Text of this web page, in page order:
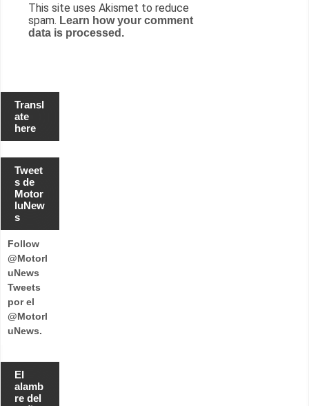
This site uses Akismet to reduce
spam. Learn how your comment
data is processed.
Transl
ate
here
Tweet
s de
Motor
luNew
s
Follow
@Motorl
uNews
Tweets
por el
@Motorl
uNews.
El
alamb
re del